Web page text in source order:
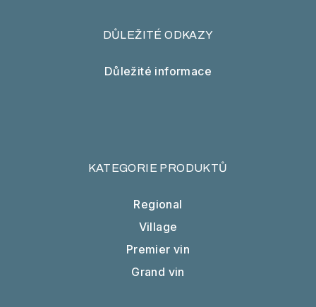
DŮLEŽITÉ ODKAZY
Důležité informace
KATEGORIE PRODUKTŮ
Regional
Village
Premier vin
Grand vin